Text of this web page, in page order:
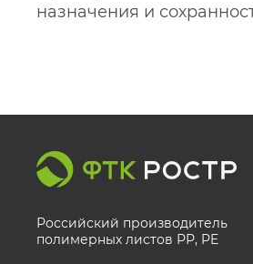
назначения и
Российский производитель
полимерных листов РР, PE